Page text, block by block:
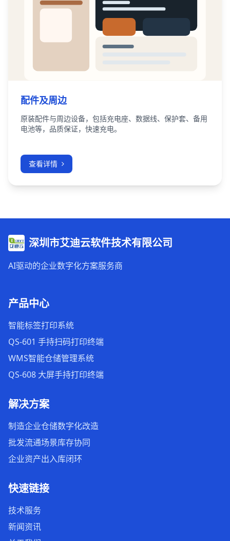
配件及周边
原装配件与周边设备，包括充电座、数据线、保护套、备用
电池等，品质保证，快速充电。
查看详情
深圳市艾迪云软件技术有限公司
AI驱动的企业数字化方案服务商
产品中心
智能标签打印系统
QS-601 手持扫码打印终端
WMS智能仓储管理系统
QS-608 大屏手持打印终端
解决方案
制造企业仓储数字化改造
批发流通场景库存协同
企业资产出入库闭环
快速链接
技术服务
新闻资讯